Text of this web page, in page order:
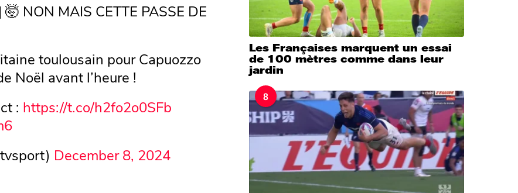
| 🤯 NON MAIS CETTE PASSE DE
toulousain pour Capuozzo
Noël avant l’heure !
: https://t.co/h2fo2o0SFb
December 8, 2024
Les Françaises marquent un essai
de 100 mètres comme dans leur
jardin
8